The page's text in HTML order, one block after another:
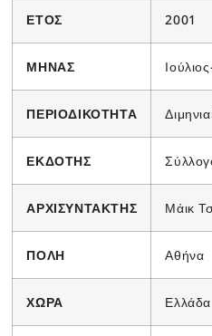
ΕΤΟΣ 2001
ΜΗΝΑΣ
ΠΕΡΙΟΔΙΚΟΤΗΤΑ
ΕΚΔΟΤΗΣ
ΑΡΧΙΣΥΝΤΑΚΤΗΣ Μάικ
ΠΟΛΗ Αθήνα
ΧΩΡΑ Ελλάδα